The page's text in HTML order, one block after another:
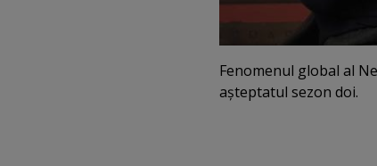
Fenomenul global al
aşteptatul sezon doi.